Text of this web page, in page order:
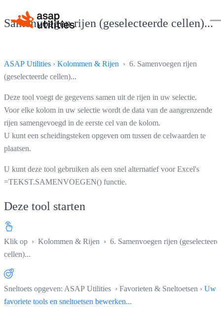
Samenvoegen rijen (geselecteerde cellen)...
ASAP Utilities › Kolommen & Rijen › 6. Samenvoegen rijen
(geselecteerde cellen)...
Deze tool voegt de gegevens samen uit de rijen in uw selectie.
Voor elke kolom in uw selectie wordt de data van de aangrenzende
rijen samengevoegd in de eerste cel van de kolom.
U kunt een scheidingsteken opgeven om tussen de celwaarden te
plaatsen.
U kunt deze tool gebruiken als een snel alternatief voor Excel's
=TEKST.SAMENVOEGEN() functie.
Deze tool starten
Klik op › Kolommen & Rijen › 6. Samenvoegen rijen
cellen)...
Sneltoets opgeven: ASAP Utilities › Favorieten & Sneltoetsen › Uw
favoriete tools en sneltoetsen bewerken...